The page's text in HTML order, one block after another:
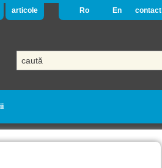
articole Ro En contact